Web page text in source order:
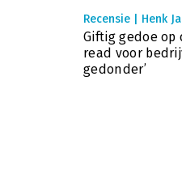
Recensie | Henk
Giftig gedoe op
read voor
gedonder’